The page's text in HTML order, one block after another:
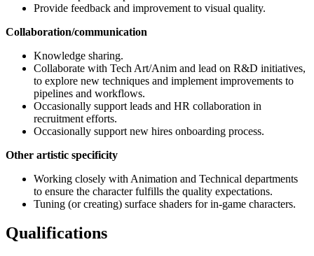
Provide feedback and improvement to visual quality.
Collaboration/communication
Knowledge sharing.
Collaborate with Tech Art/Anim and lead on R&D initiatives,
to explore new techniques and implement improvements to
pipelines and workflows.
Occasionally support leads and HR collaboration in
recruitment efforts.
Occasionally support new hires onboarding process.
Other artistic specificity
Working closely with Animation and Technical departments
to ensure the character fulfills the quality expectations.
Tuning (or creating) surface shaders for in-game characters.
Qualifications